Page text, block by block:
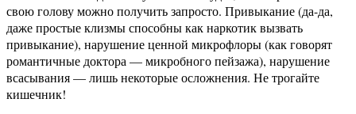
свою голову можно получить запросто. Привыкание (да-да,
даже простые клизмы способны как наркотик вызвать
привыкание), нарушение ценной микрофлоры (как говорят
романтичные доктора — микробного пейзажа), нарушение
всасывания — лишь некоторые осложнения. Не трогайте
кишечник!